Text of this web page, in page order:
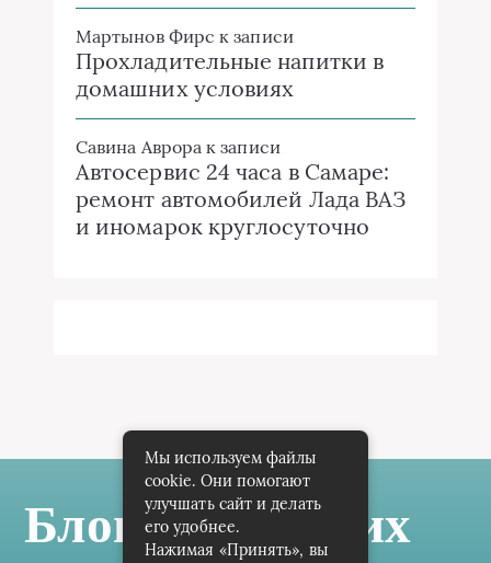
Мартынов Фирс к записи
Прохладительные напитки в
домашних условиях
Савина Аврора к записи
Автосервис 24 часа в Самаре:
ремонт автомобилей Лада ВАЗ
и иномарок круглосуточно
Блог Самарских
Мы используем файлы
cookie. Они помогают
улучшать сайт и делать
его удобнее.
Нажимая «Принять», вы